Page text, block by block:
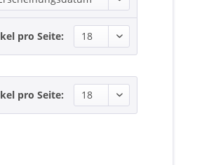
pro Seite:
pro Seite: